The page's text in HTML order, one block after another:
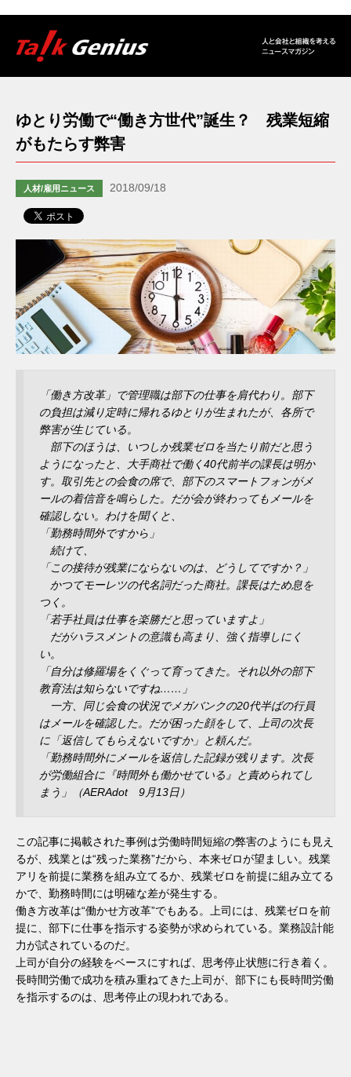
ゆとり労働で“働き方世代”誕生？ 残業短縮
がもたらす弊害
人材/雇用ニュース 2018/09/18
「働き方改革」で管理職は部下の仕事を肩代わり。部下
の負担は減り定時に帰れるゆとりが生まれたが、各所で
弊害が生じている。
部下のほうは、いつしか残業ゼロを当たり前だと思う
ようになったと、大手商社で働く40代前半の課長は明か
す。取引先との会食の席で、部下のスマートフォンがメ
ールの着信音を鳴らした。だが会が終わってもメールを
確認しない。わけを聞くと、
「勤務時間外ですから」
続けて、
「この接待が残業にならないのは、どうしてですか？」
かつてモーレツの代名詞だった商社。課長はため息を
つく。
「若手社員は仕事を楽勝だと思っていますよ」
だがハラスメントの意識も高まり、強く指導しにく
い。
「自分は修羅場をくぐって育ってきた。それ以外の部下
教育法は知らないですね……」
一方、同じ会食の状況でメガバンクの20代半ばの行員
はメールを確認した。だが困った顔をして、上司の次長
に「返信してもらえないですか」と頼んだ。
「勤務時間外にメールを返信した記録が残ります。次長
が労働組合に『時間外も働かせている』と責められてし
まう」（AERAdot 9月13日）
この記事に掲載された事例は労働時間短縮の弊害のようにも見え
るが、残業とは“残った業務”だから、本来ゼロが望ましい。残業
アリを前提に業務を組み立てるか、残業ゼロを前提に組み立てる
かで、勤務時間には明確な差が発生する。
働き方改革は“働かせ方改革”でもある。上司には、残業ゼロを前
提に、部下に仕事を指示する姿勢が求められている。業務設計能
力が試されているのだ。
上司が自分の経験をベースにすれば、思考停止状態に行き着く。
長時間労働で成功を積み重ねてきた上司が、部下にも長時間労働
を指示するのは、思考停止の現われである。